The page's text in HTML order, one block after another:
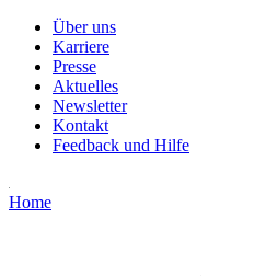
Über uns
Karriere
Presse
Aktuelles
Newsletter
Kontakt
Feedback und Hilfe
Home